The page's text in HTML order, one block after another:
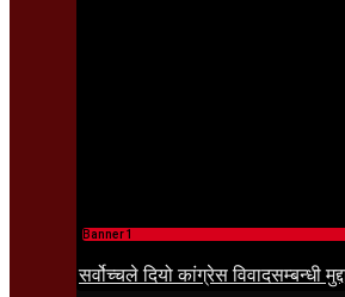
Banner 1
सर्वोच्चले दियो कांग्रेस विवादसम्बन्धी